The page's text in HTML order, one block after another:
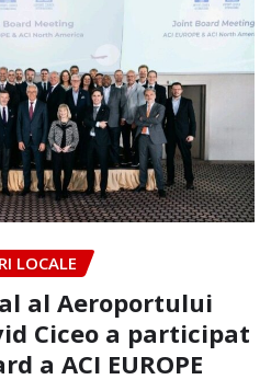
LOCALE
al Aeroportului
Ciceo a participat
a ACI EUROPE